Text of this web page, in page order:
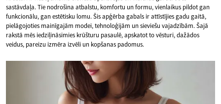
sastāvdaļa. Tie nodrošina atbalstu, komfortu un formu, vienlaikus pildot gan
funkcionālu, gan estētisku lomu. Šis apģērba gabals ir attīstījies gadu gaitā,
pielāgojoties mainīgajām modei, tehnoloģijām un sieviešu vajadzībām. Šajā
rakstā mēs iedziļināsimies krūšturu pasaulē, apskatot to vēsturi, dažādos
veidus, pareizu izmēra izvēli un kopšanas padomus.